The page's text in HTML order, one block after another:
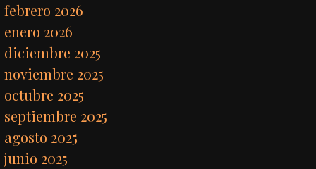
febrero 2026
enero 2026
diciembre 2025
noviembre 2025
octubre 2025
septiembre 2025
agosto 2025
junio 2025